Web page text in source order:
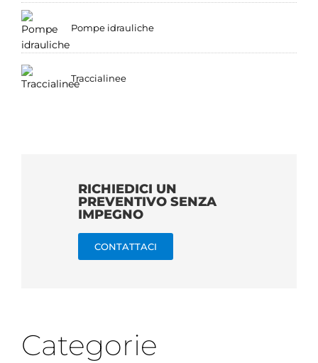
Pompe idrauliche
Traccialinee
RICHIEDICI UN
PREVENTIVO SENZA
IMPEGNO
CONTATTACI
Categorie